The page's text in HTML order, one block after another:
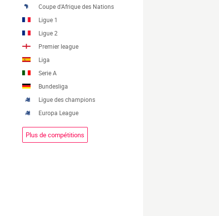
Coupe d'Afrique des Nations
Ligue 1
Ligue 2
Premier league
Liga
Serie A
Bundesliga
Ligue des champions
Europa League
Plus de compétitions